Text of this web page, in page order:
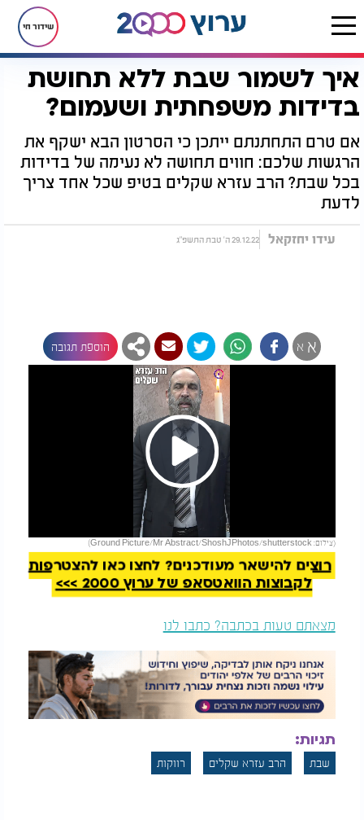
שידור חי
דף הבית יהדות לקראת שבת איך לשמור שבת ללא תחושת בדידות משפחתית ושעמום?
איך לשמור שבת ללא תחושת
בדידות משפחתית ושעמום?
אם טרם התחתנתם ייתכן כי הסרטון הבא ישקף את
הרגשות שלכם: חווים תחושה לא נעימה של בדידות
בכל שבת? הרב עזרא שקלים בטיפ שכל אחד צריך
לדעת
עידו יחזקאל 29.12.22 ה' טבת התשפ"ג
א א הוספת תגובה
Play
Video
(צילום: Ground Picture/Mr Abstract/ShoshJPhotos/shutterstock)
להמשך קריאה
רוצים להישאר מעודכנים? לחצו כאן להצטרפות
לקבוצות הוואטסאפ של ערוץ 2000 >>>
מצאתם טעות בכתבה? כתבו לנו
תגיות:
שבת הרב עזרא שקלים רווקות